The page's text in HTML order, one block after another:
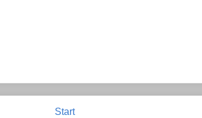
Start